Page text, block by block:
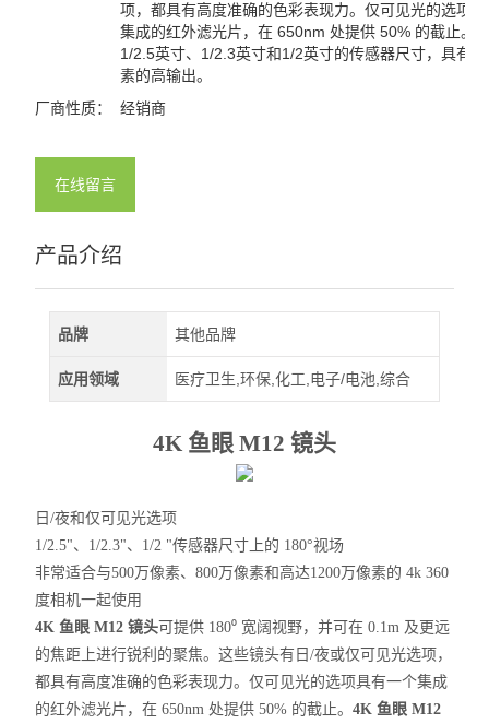
项，都具有高度准确的色彩表现力。仅可见光的选项
集成的红外滤光片，在 650nm 处提供 50% 的截止。
1/2.5英寸、1/2.3英寸和1/2英寸的传感器尺寸，具有
素的高输出。
厂商性质：
经销商
在线留言
产品介绍
品牌 其他品牌
应用领域 医疗卫生,环保,化工,电子/电池,综合
4K 鱼眼 M12 镜头
日/夜和仅可见光选项
1/2.5"、1/2.3"、1/2 "传感器尺寸上的 180°视场
非常适合与500万像素、800万像素和高达1200万像素的 4k 360
度相机一起使用
4K 鱼眼 M12 镜头可提供 180⁰ 宽阔视野，并可在 0.1m 及更远
的焦距上进行锐利的聚焦。这些镜头有日/夜或仅可见光选项，
都具有高度准确的色彩表现力。仅可见光的选项具有一个集成
的红外滤光片，在 650nm 处提供 50% 的截止。4K 鱼眼 M12